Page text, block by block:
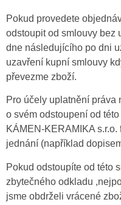
Pokud provedete
odstoupit od smlouvy bez
dne následujícího po dni
uzavření kupní smlouvy
převezme zboží.
Pro účely uplatnění práva
o svém odstoupení od
KÁMEN-KERAMIKA
jednání (například
Pokud odstoupíte od této
zbytečného odkladu
jsme obdrželi vrácené